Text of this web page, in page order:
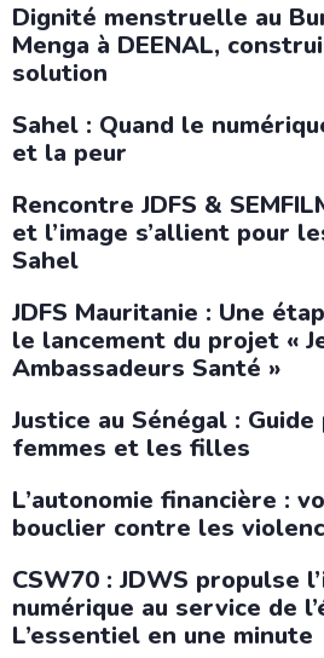
Dignité menstruelle au
Menga à DEENAL,
solution
Sahel : Quand le
et la peur
Rencontre JDFS &
et l’image s’allient pour
Sahel
JDFS Mauritanie : Une
le lancement du projet «
Ambassadeurs Santé »
Justice au Sénégal :
femmes et les filles
L’autonomie financière :
bouclier contre les
CSW70 : JDWS propulse
numérique au service de
L’essentiel en une minute